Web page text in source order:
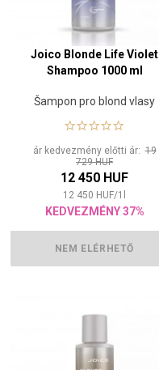
Joico Blonde Life Violet
Shampoo 1000 ml
Šampon pro blond vlasy
ár kedvezmény előtti ár:19
729 HUF
12 450 HUF
12 450 HUF/1
KEDVEZMÉNY 37%
NEM ELÉRHETŐ